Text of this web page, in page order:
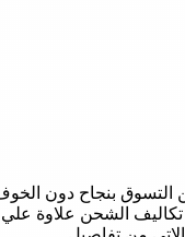
التسوق بنجاح دون
و تكاليف الشحن